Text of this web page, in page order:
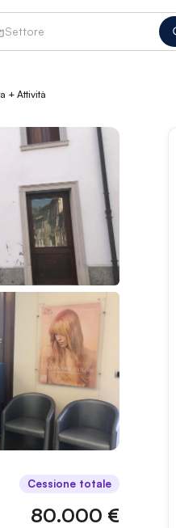
Settore
+ Attività
Cessione totale
80.000 €